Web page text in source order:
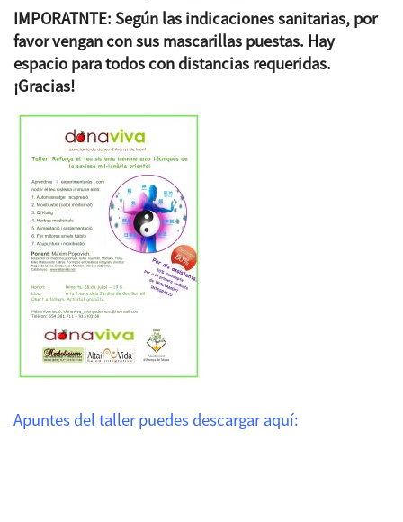
IMPORATNTE: Según las indicaciones sanitarias, por
favor vengan con sus mascarillas puestas. Hay
espacio para todos con distancias requeridas.
¡Gracias!
Apuntes del taller puedes descargar aquí: